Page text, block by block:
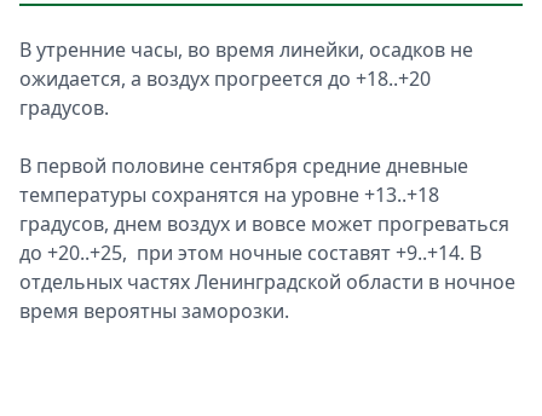
В утренние часы, во время линейки, осадков не
ожидается, а воздух прогреется до +18..+20
градусов.
В первой половине сентября средние дневные
температуры сохранятся на уровне +13..+18
градусов, днем воздух и вовсе может прогреваться
до +20..+25, при этом ночные составят +9..+14. В
отдельных частях Ленинградской области в ночное
время вероятны заморозки.